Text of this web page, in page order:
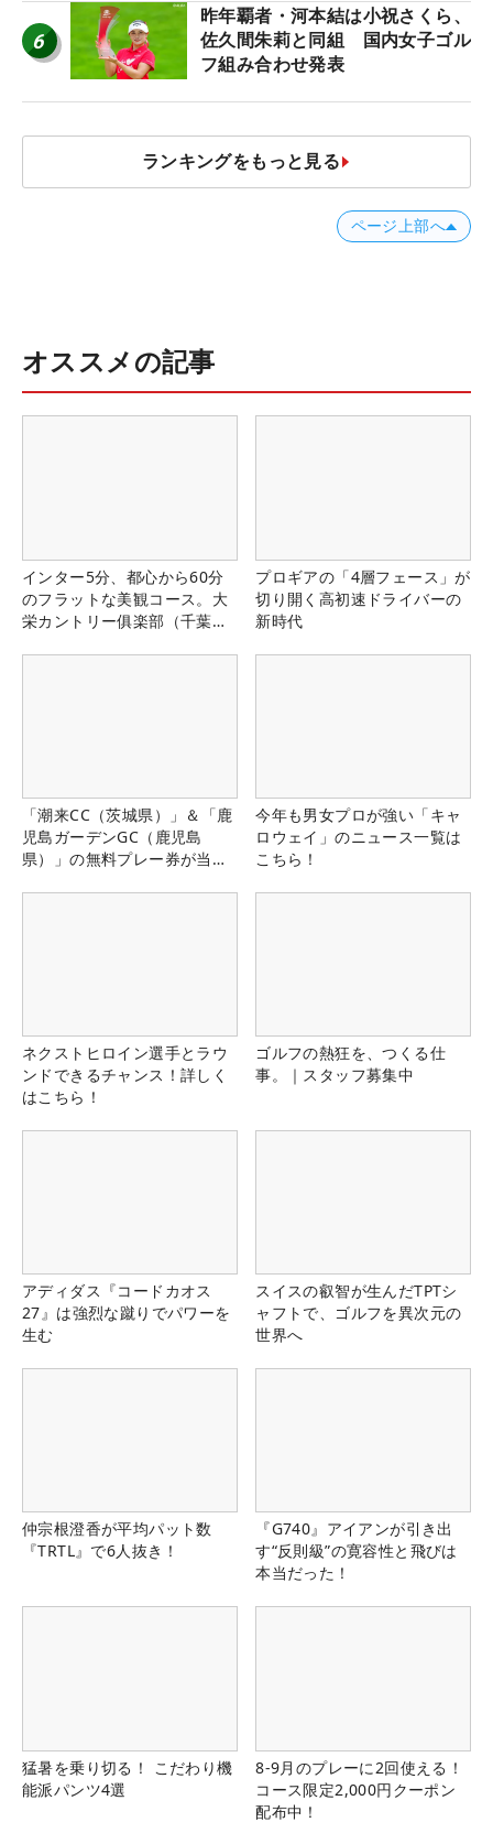
ア”】
6
昨年覇者・河本結は小祝さくら、
佐久間朱莉と同組 国内女子ゴル
フ組み合わせ発表
ランキングをもっと見る
ページ上部へ
オススメの記事
インター5分、都心から60分
のフラットな美観コース。大
栄カントリー俱楽部（千葉
プロギアの「4層フェース」が
切り開く高初速ドライバーの
新時代
「潮来CC（茨城県）」＆「鹿
児島ガーデンGC（鹿児島
県）」の無料プレー券が当た
今年も男女プロが強い「キャ
ロウェイ」のニュース一覧は
こちら！
ネクストヒロイン選手とラウ
ンドできるチャンス！詳しく
はこちら！
ゴルフの熱狂を、つくる仕
事。｜スタッフ募集中
アディダス『コードカオス
27』は強烈な蹴りでパワーを
生む
スイスの叡智が生んだTPTシ
ャフトで、ゴルフを異次元の
世界へ
仲宗根澄香が平均パット数
『TRTL』で6人抜き！
『G740』アイアンが引き出
す“反則級”の寛容性と飛びは
本当だった！
猛暑を乗り切る！ こだわり機
能派パンツ4選
8-9月のプレーに2回使える！
コース限定2,000円クーポン
配布中！